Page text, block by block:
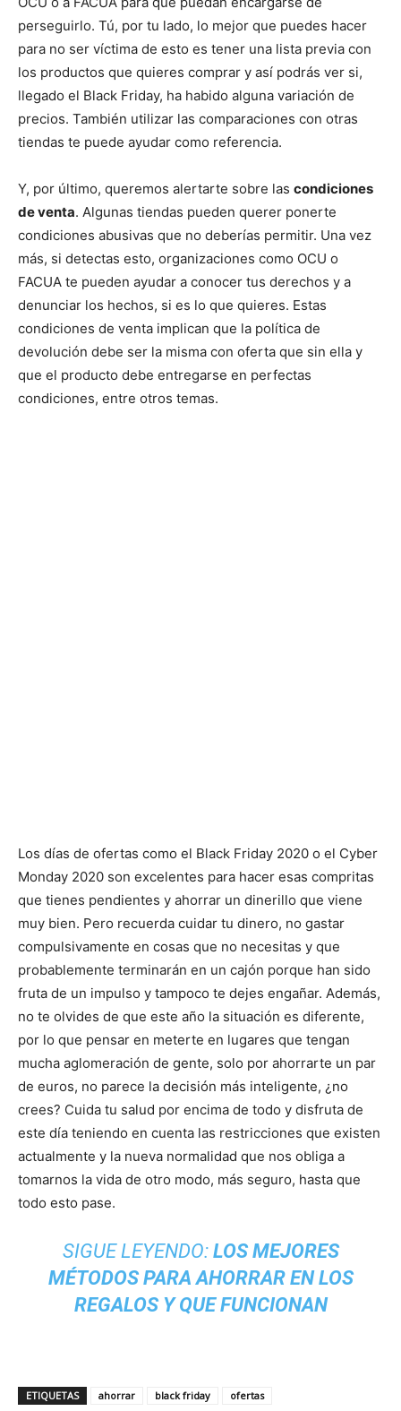
perseguirlo. Tú, por tu lado, lo mejor que puedes hacer
para no ser víctima de esto es tener una lista previa con
los productos que quieres comprar y así podrás ver si,
llegado el Black Friday, ha habido alguna variación de
precios. También utilizar las comparaciones con otras
tiendas te puede ayudar como referencia.
Y, por último, queremos alertarte sobre las condiciones
de venta. Algunas tiendas pueden querer ponerte
condiciones abusivas que no deberías permitir. Una vez
más, si detectas esto, organizaciones como OCU o
FACUA te pueden ayudar a conocer tus derechos y a
denunciar los hechos, si es lo que quieres. Estas
condiciones de venta implican que la política de
devolución debe ser la misma con oferta que sin ella y
que el producto debe entregarse en perfectas
condiciones, entre otros temas.
Los días de ofertas como el Black Friday 2020 o el Cyber
Monday 2020 son excelentes para hacer esas compritas
que tienes pendientes y ahorrar un dinerillo que viene
muy bien. Pero recuerda cuidar tu dinero, no gastar
compulsivamente en cosas que no necesitas y que
probablemente terminarán en un cajón porque han sido
fruta de un impulso y tampoco te dejes engañar. Además,
no te olvides de que este año la situación es diferente,
por lo que pensar en meterte en lugares que tengan
mucha aglomeración de gente, solo por ahorrarte un par
de euros, no parece la decisión más inteligente, ¿no
crees? Cuida tu salud por encima de todo y disfruta de
este día teniendo en cuenta las restricciones que existen
actualmente y la nueva normalidad que nos obliga a
tomarnos la vida de otro modo, más seguro, hasta que
todo esto pase.
SIGUE LEYENDO: LOS MEJORES
MÉTODOS PARA AHORRAR EN LOS
REGALOS Y QUE FUNCIONAN
ETIQUETAS ahorrar black friday ofertas